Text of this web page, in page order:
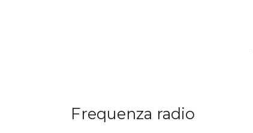
Frequenza radio